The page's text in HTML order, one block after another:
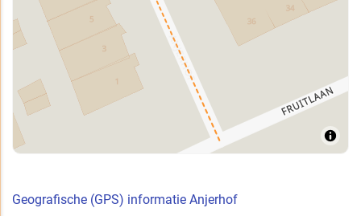
Geografische (GPS) informatie Anjerhof